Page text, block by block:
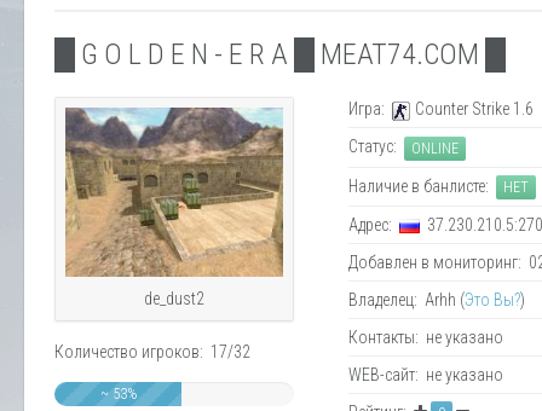
█ G O L D E N - E R A █ MEAT74.COM █
de_dust2
Количество игроков: 17/32
~ 53%
Игра:
Counter Strike 1.6
Статус:
ONLINE
Наличие в банлисте: НЕТ
Адрес:
Добавлен в мониторинг:
Владелец: Arhh (Это Вы?)
Контакты: не указано
WEB-сайт: не указано